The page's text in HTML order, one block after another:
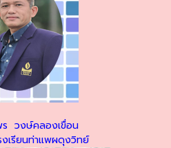
วงษ์คลองเขื่อน
งเรียนท่าแพผดุงวิทย์